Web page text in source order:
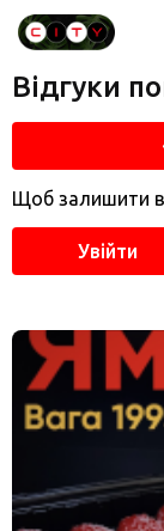
Відгуки
Щоб залишити
Увійти